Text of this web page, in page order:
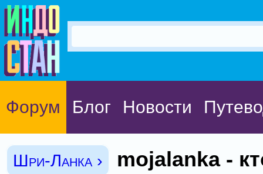
Форум Блог Новости
Шри-Ланка ›
mojalanka -